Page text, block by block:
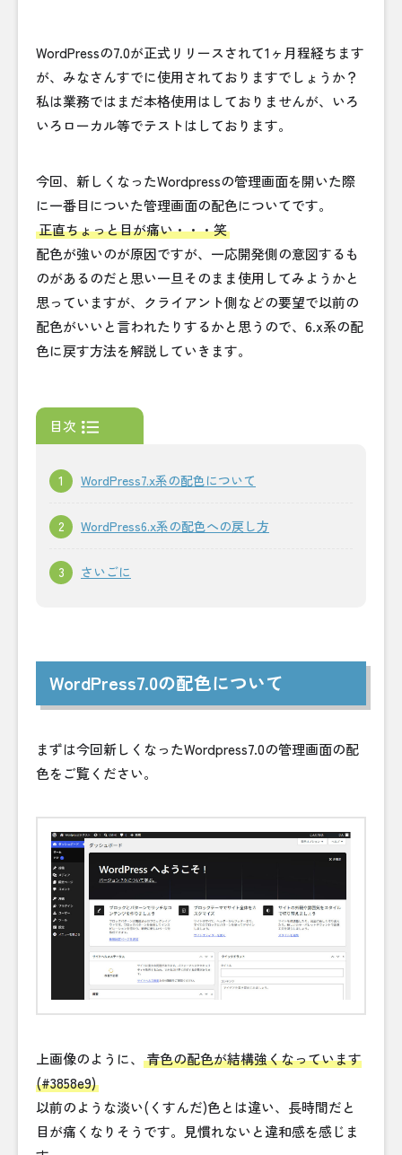
WordPressの7.0が正式リリースされて1ヶ月程経ちます
が、みなさんすでに使用されておりますでしょうか？
私は業務ではまだ本格使用はしておりませんが、いろ
いろローカル等でテストはしております。
今回、新しくなったWordpressの管理画面を開いた際
に一番目についた管理画面の配色についてです。
正直ちょっと目が痛い・・・笑
配色が強いのが原因ですが、一応開発側の意図するも
のがあるのだと思い一旦そのまま使用してみようかと
思っていますが、クライアント側などの要望で以前の
配色がいいと言われたりするかと思うので、6.x系の配
色に戻す方法を解説していきます。
目次
WordPress7.x系の配色について
WordPress6.x系の配色への戻し方
さいごに
WordPress7.0の配色について
まずは今回新しくなったWordpress7.0の管理画面の配
色をご覧ください。
上画像のように、
青色の配色が結構強くなっています
(#3858e9)
以前のような淡い(くすんだ)色とは違い、長時間だと
目が痛くなりそうです。見慣れないと違和感を感じま